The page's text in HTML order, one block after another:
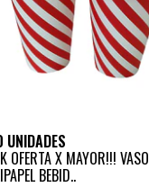
OFERTA X MAYOR!!! VASO
BEBID..